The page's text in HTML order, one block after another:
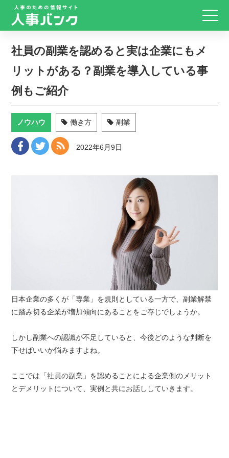
社員の副業を認めると実は企業にもメ
リットがある？副業を導入している事
例もご紹介
ノウハウ 働き方 副業
2022年6月9日
日本企業の多くが「専業」を規則としている一方で、副業解禁
に踏み切る企業が増加傾向にあることをご存じでしょうか。
しかし副業への認識が不足していると、今後どのような判断を
下せばいいか悩みますよね。
ここでは「社員の副業」を認めることによる企業側のメリット
とデメリットについて、実例と共にお話ししていきます。